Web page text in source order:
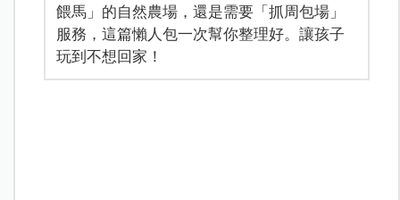
餵馬」的自然農場，還是需要「抓周包場」
服務，這篇懶人包一次幫你整理好。讓孩子
玩到不想回家！